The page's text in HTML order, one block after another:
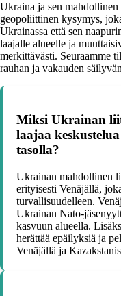
Ukraina ja sen
geopoliittinen kysymys,
Ukrainassa että sen
laajalle alueelle ja
merkittävästi. Seuraamme
rauhan ja vakauden
Miksi Ukrainan
laajaa
tasolla?
Ukrainan mahdollinen
erityisesti Venäjällä,
turvallisuudelleen.
Ukrainan Nato-
kasvuun alueella.
herättää epäilyksiä ja
Venäjällä ja